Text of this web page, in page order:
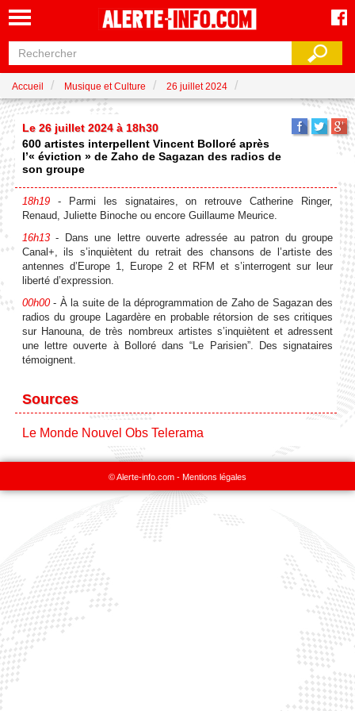
Accueil Musique et Culture 26 juillet 2024
Le 26 juillet 2024 à 18h30
600 artistes interpellent Vincent Bolloré après
l’« éviction » de Zaho de Sagazan des radios de
son groupe
18h19- Parmi les signataires, on retrouve Catherine Ringer,
Renaud, Juliette Binoche ou encore Guillaume Meurice.
16h13- Dans une lettre ouverte adressée au patron du groupe
Canal+, ils s’inquiètent du retrait des chansons de l’artiste des
antennes d’Europe 1, Europe 2 et RFM et s’interrogent sur leur
liberté d’expression.
00h00- À la suite de la déprogrammation de Zaho de Sagazan des
radios du groupe Lagardère en probable rétorsion de ses critiques
sur Hanouna, de très nombreux artistes s’inquiètent et adressent
une lettre ouverte à Bolloré dans “Le Parisien”. Des signataires
témoignent.
Sources
Le Monde Nouvel Obs Telerama
© Alerte-info.com - Mentions légales